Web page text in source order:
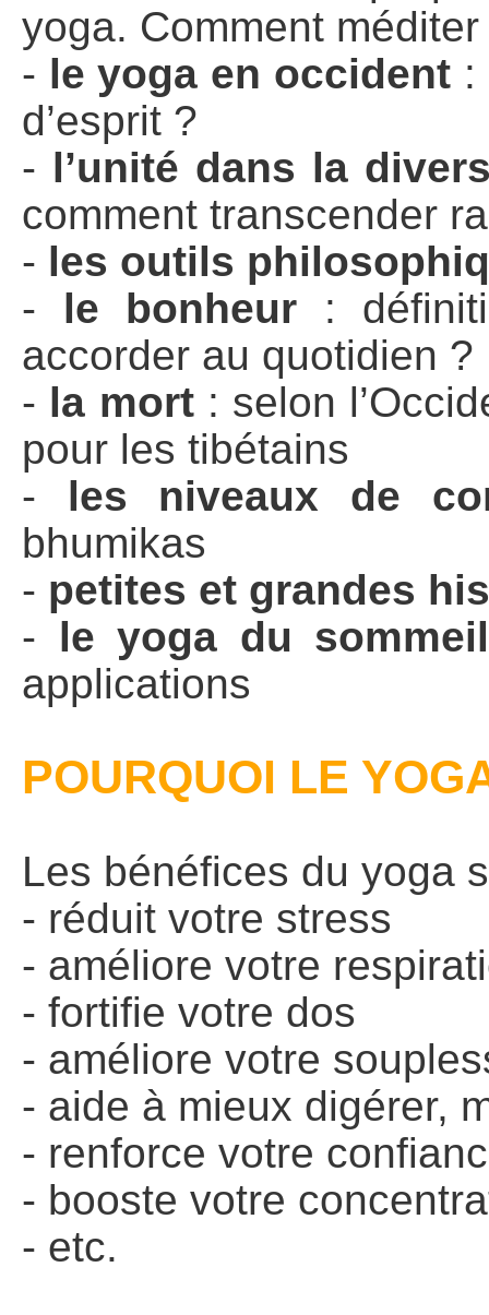
yoga. Comment
- le yoga en occident:
d’esprit ?
- l’unité dans la
comment transcender
- les outils
- le bonheur :
accorder au quotidien ?
- la mort: selon
pour les tibétains
- les niveaux de
bhumikas
- petites et grandes
- le yoga du
applications
POURQUOI LE
Les bénéfices du yoga
- réduit votre stress
- améliore votre
- fortifie votre dos
- améliore votre
- aide à mieux digérer,
- renforce votre
- booste votre
- etc.